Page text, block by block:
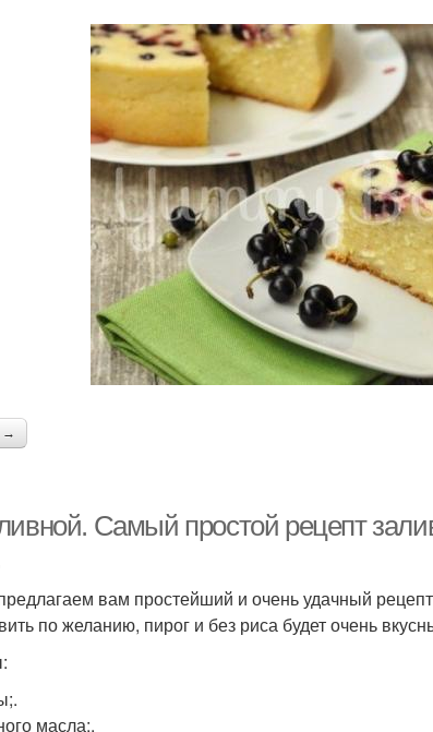
→
Самый простой рецепт
вам простейший и очень удачный
по желанию, пирог и без риса будет очень
масла;.